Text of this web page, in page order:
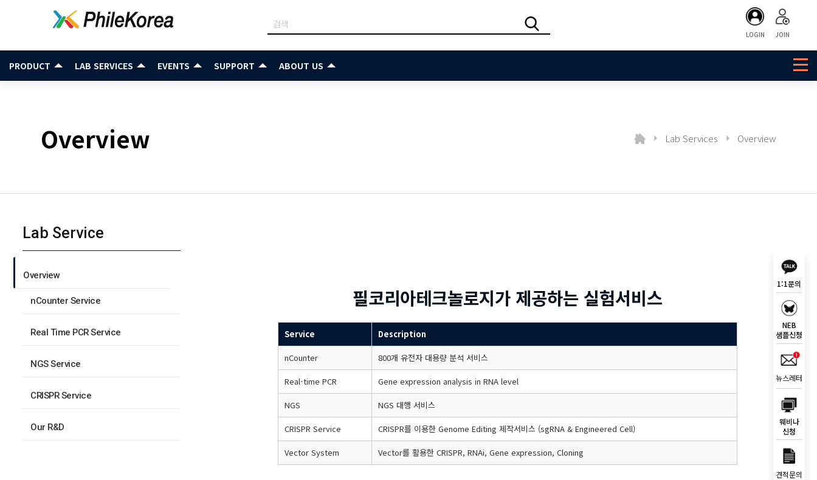
LOGIN JOIN
PRODUCT LAB SERVICES EVENTS SUPPORT ABOUT US
Overview Lab Services Overview
Lab Service
Overview
nCounter Service
Real Time PCR Service
NGS Service
CRISPR Service
Our R&D
필코리아테크놀로지가 제공하는 실험서비스
Service Description
nCounter 800개 유전자 대용량 분석 서비스
Real-time PCR Gene expression analysis in RNA level
NGS NGS 대행 서비스
CRISPR Service CRISPR를 이용한 Genome Editing 제작서비스 (sgRNA & Engineered Cell)
Vector System Vector를 활용한 CRISPR, RNAi, Gene expression, Cloning
1:1문의
NEB
샘플신청
뉴스레터
웨비나
신청
견적문의